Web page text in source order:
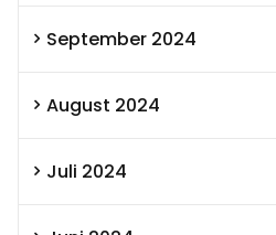
September 2024
August 2024
Juli 2024